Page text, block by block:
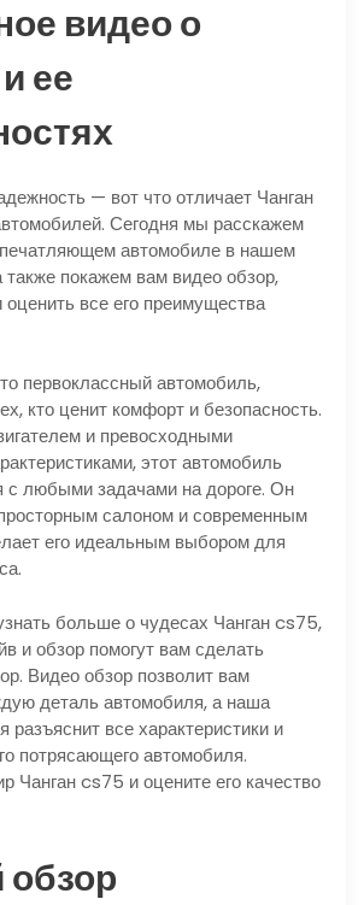
видео о
ее
— вот что отличает Чанган
Сегодня мы расскажем
автомобиле в нашем
также покажем вам видео обзор,
все его преимущества
первоклассный автомобиль,
кто ценит комфорт и безопасность.
и превосходными
этот автомобиль
с любыми задачами на дороге. Он
салоном и современным
его идеальным выбором для
больше о чудесах Чанган cs75,
и обзор помогут вам сделать
Видео обзор позволит вам
деталь автомобиля, а наша
разъяснит все характеристики и
потрясающего автомобиля.
Чанган cs75 и оцените его качество